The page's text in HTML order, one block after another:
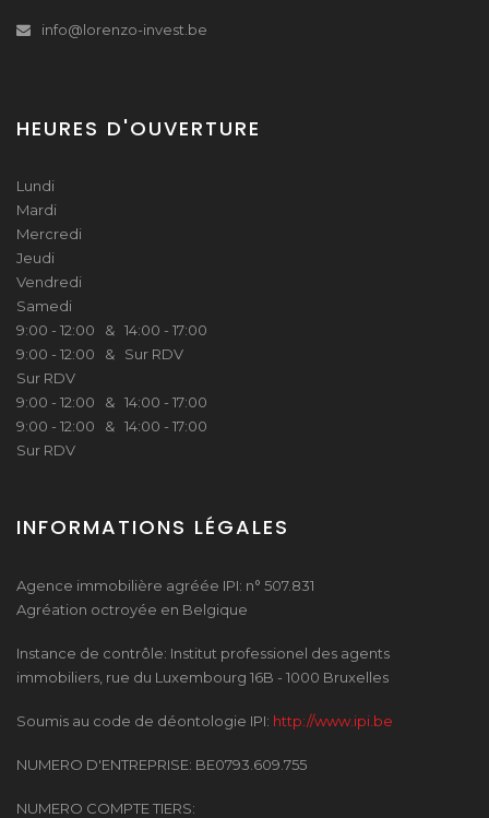
info@lorenzo-invest.be
HEURES D'OUVERTURE
Lundi
Mardi
Mercredi
Jeudi
Vendredi
Samedi
9:00 - 12:00 & 14:00 - 17:00
9:00 - 12:00 & Sur RDV
Sur RDV
9:00 - 12:00 & 14:00 - 17:00
9:00 - 12:00 & 14:00 - 17:00
Sur RDV
INFORMATIONS LÉGALES
Agence immobilière agréée IPI: n° 507.831
Agréation octroyée en Belgique
Instance de contrôle: Institut professionel des agents
immobiliers, rue du Luxembourg 16B - 1000 Bruxelles
Soumis au code de déontologie IPI: http://www.ipi.be
NUMERO D'ENTREPRISE: BE0793.609.755
NUMERO COMPTE TIERS: